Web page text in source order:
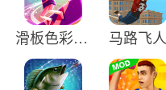
滑板色彩冲浪中文版 马路飞人